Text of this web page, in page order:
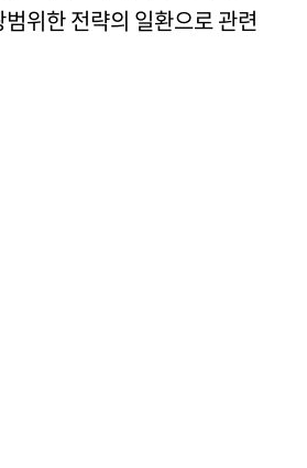
위한 전략의 일환으로 관련